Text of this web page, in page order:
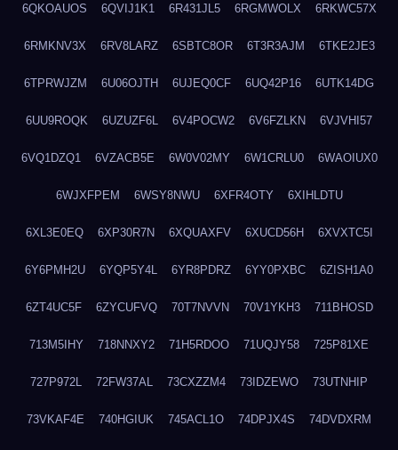
6QKOAUOS 6QVIJ1K1 6R431JL5 6RGMWOLX 6RKWC57X
6RMKNV3X 6RV8LARZ 6SBTC8OR 6T3R3AJM 6TKE2JE3
6TPRWJZM 6U06OJTH 6UJEQ0CF 6UQ42P16 6UTK14DG
6UU9ROQK 6UZUZF6L 6V4POCW2 6V6FZLKN 6VJVHI57
6VQ1DZQ1 6VZACB5E 6W0V02MY 6W1CRLU0 6WAOIUX0
6WJXFPEM 6WSY8NWU 6XFR4OTY 6XIHLDTU
6XL3E0EQ 6XP30R7N 6XQUAXFV 6XUCD56H 6XVXTC5I
6Y6PMH2U 6YQP5Y4L 6YR8PDRZ 6YY0PXBC 6ZISH1A0
6ZT4UC5F 6ZYCUFVQ 70T7NVVN 70V1YKH3 711BHOSD
713M5IHY 718NNXY2 71H5RDOO 71UQJY58 725P81XE
727P972L 72FW37AL 73CXZZM4 73IDZEWO 73UTNHIP
73VKAF4E 740HGIUK 745ACL1O 74DPJX4S 74DVDXRM